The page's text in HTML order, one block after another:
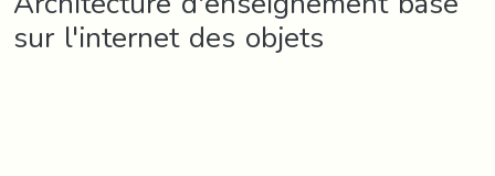
sur l'internet des objets